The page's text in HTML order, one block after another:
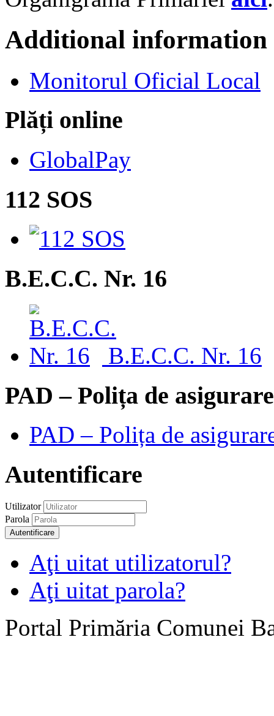
Additional information
Monitorul Oficial Local
Plăți online
GlobalPay
112 SOS
B.E.C.C. Nr. 16
B.E.C.C. Nr. 16
PAD – Polița de asigurare
PAD – Polița de
Autentificare
Utilizator
Parola
Autentificare
Aţi uitat utilizatorul?
Aţi uitat parola?
Portal Primăria Comunei